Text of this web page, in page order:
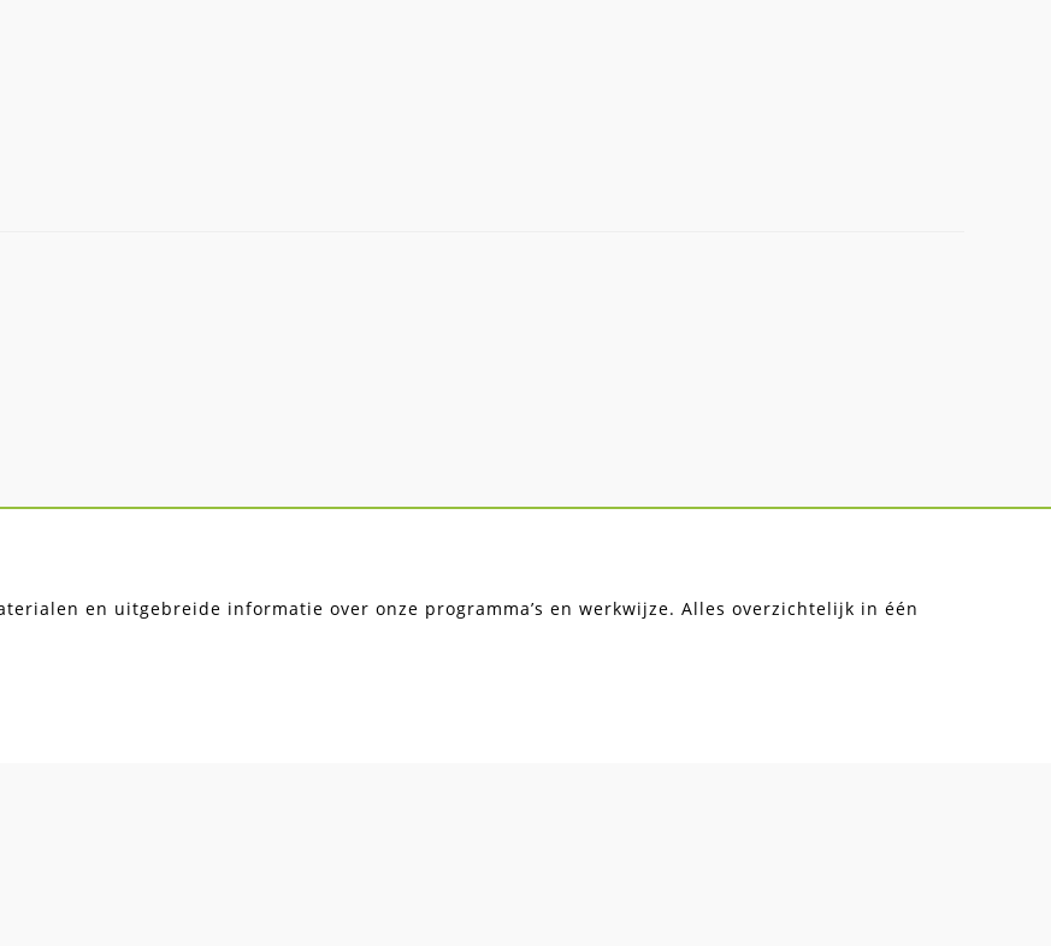
en uitgebreide informatie over onze programma’s en werkwijze. Alles overzichtelijk in één